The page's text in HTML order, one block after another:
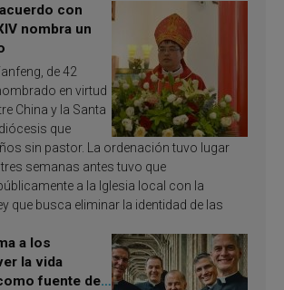
con
nombra un
de 42
en virtud
China y la Santa
que
sin pastor. La ordenación tuvo lugar
semanas antes tuvo que
a la Iglesia local con la
que busca eliminar la identidad de las
a los
la vida
fuente de